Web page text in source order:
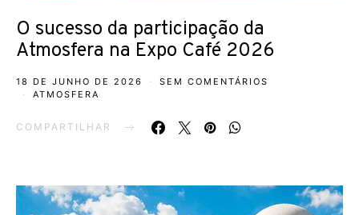
O sucesso da participação da
Atmosfera na Expo Café 2026
18 DE JUNHO DE 2026
SEM COMENTÁRIOS
ATMOSFERA
COMPARTILHAR